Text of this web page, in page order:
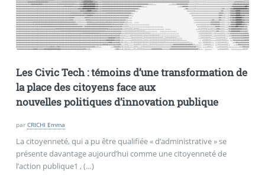
Les Civic Tech : témoins d’une transformation de
la place des citoyens face aux
nouvelles politiques d’innovation publique
par CRICHI Emma
La citoyenneté, qui a pu être qualifiée « d’administrative » se
présente davantage aujourd’hui comme une citoyenneté de
l’action publique1 , (…)